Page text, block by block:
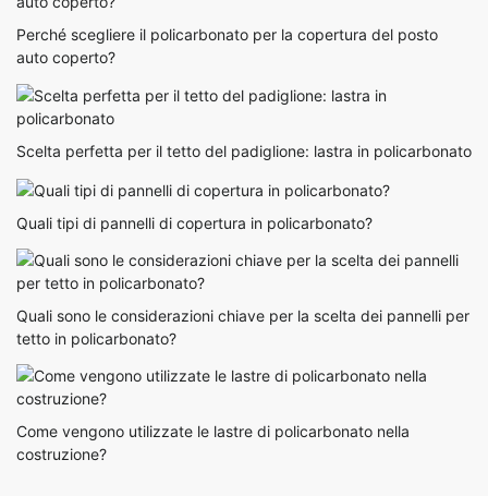
Perché scegliere il policarbonato per la copertura del posto
auto coperto?
Scelta perfetta per il tetto del padiglione: lastra in policarbonato
Quali tipi di pannelli di copertura in policarbonato?
Quali sono le considerazioni chiave per la scelta dei pannelli per
tetto in policarbonato?
Come vengono utilizzate le lastre di policarbonato nella
costruzione?